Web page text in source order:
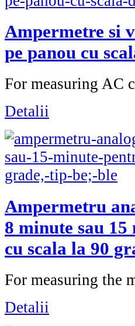
Ampermetre si
pe panou cu
For measuring AC
Detalii
Ampermetru
8 minute sau
cu scala la 90
For measuring the
Detalii